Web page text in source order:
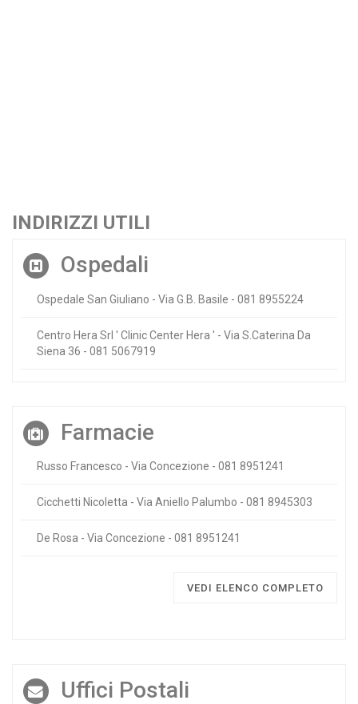
INDIRIZZI UTILI
Ospedali
Ospedale San Giuliano - Via G.B. Basile - 081 8955224
Centro Hera Srl ' Clinic Center Hera ' - Via S.Caterina Da
Siena 36 - 081 5067919
Farmacie
Russo Francesco - Via Concezione - 081 8951241
Cicchetti Nicoletta - Via Aniello Palumbo - 081 8945303
De Rosa - Via Concezione - 081 8951241
VEDI ELENCO COMPLETO
Uffici Postali